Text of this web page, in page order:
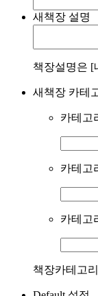
새책장 설명
책장설명은 [
새책장 카테
카테고
카테고
카테고
책장카테고